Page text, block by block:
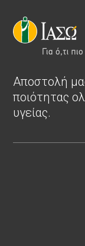
Αποστολή
ποιότητας
υγείας.